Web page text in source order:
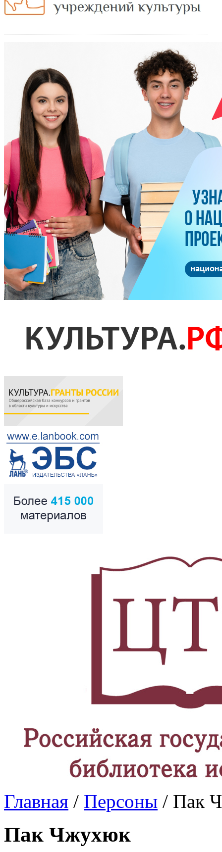
Главная / Персоны / Пак
Пак Чжухюк